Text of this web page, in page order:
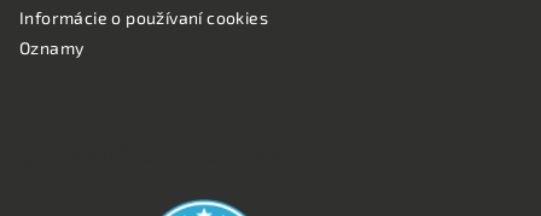
Informácie o používaní cookies
Oznamy